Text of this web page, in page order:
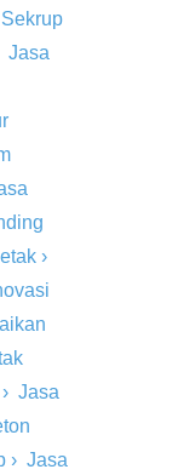
Sekrup
Jasa
›
› Jasa
› Jasa